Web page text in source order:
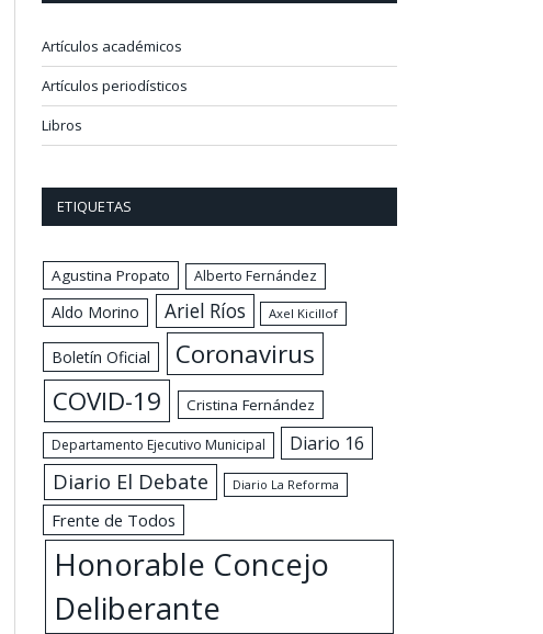
Artículos académicos
Artículos periodísticos
Libros
ETIQUETAS
Agustina Propato Alberto Fernández
Aldo Morino Ariel Ríos Axel Kicillof
Boletín Oficial
Coronavirus
COVID-19
Cristina Fernández
Departamento Ejecutivo Municipal Diario 16
Diario El Debate Diario La Reforma
Frente de Todos
Honorable Concejo
Deliberante